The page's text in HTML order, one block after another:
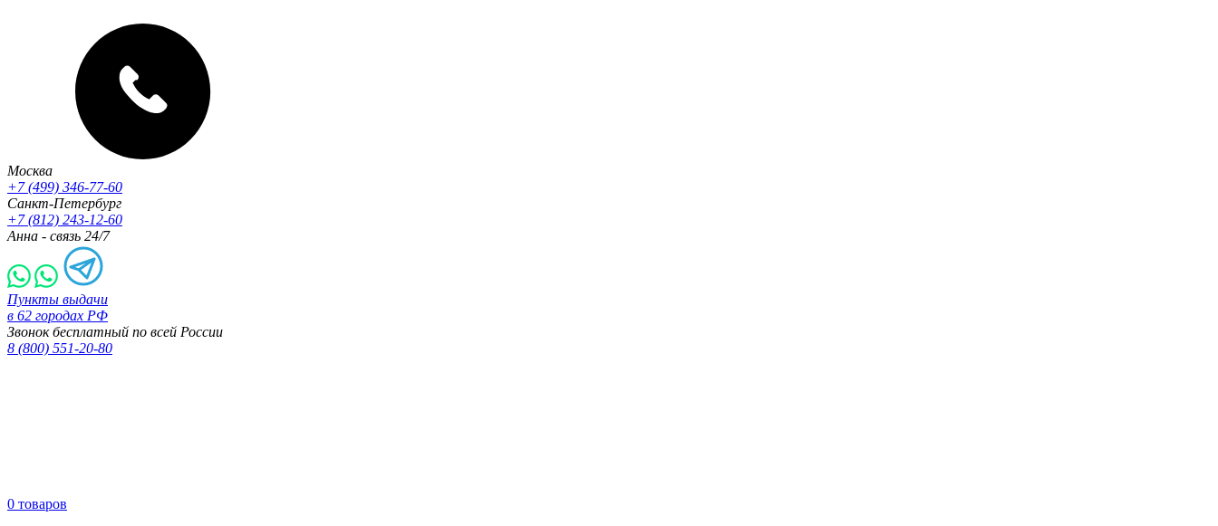
Москва
+7 (499) 346-77-60
Санкт-Петербург
+7 (812) 243-12-60
Анна - связь 24/7
Пункты выдачи
в 62 городах РФ
Звонок бесплатный по всей России
8 (800) 551-20-80
0 товаров